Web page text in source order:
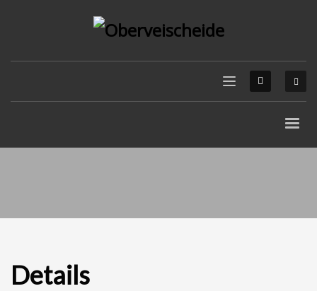
Details